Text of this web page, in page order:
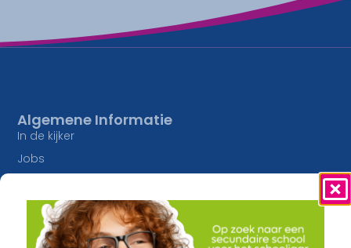
Algemene Informatie
In de kijker
Jobs
Inschrijvingen